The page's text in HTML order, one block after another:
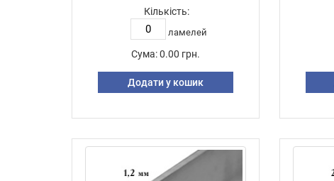
Кількість:
ламелей
Сума: 0.00 грн.
Додати у кошик